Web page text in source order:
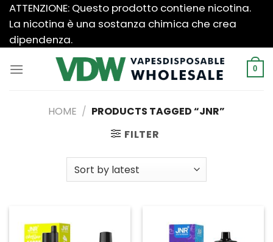
Salta
contenuti
ATTENZIONE: Questo prodotto contiene nicotina.
La nicotina è una sostanza chimica che crea
dipendenza.
0
HOME / PRODUCTS TAGGED “JNR”
FILTER